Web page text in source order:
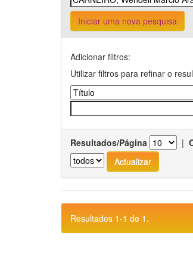
Iniciar uma nova pesquisa
Adicionar filtros:
Utilizar filtros para refinar o
Resultados/Página |
Resultados 1-1 de 1.